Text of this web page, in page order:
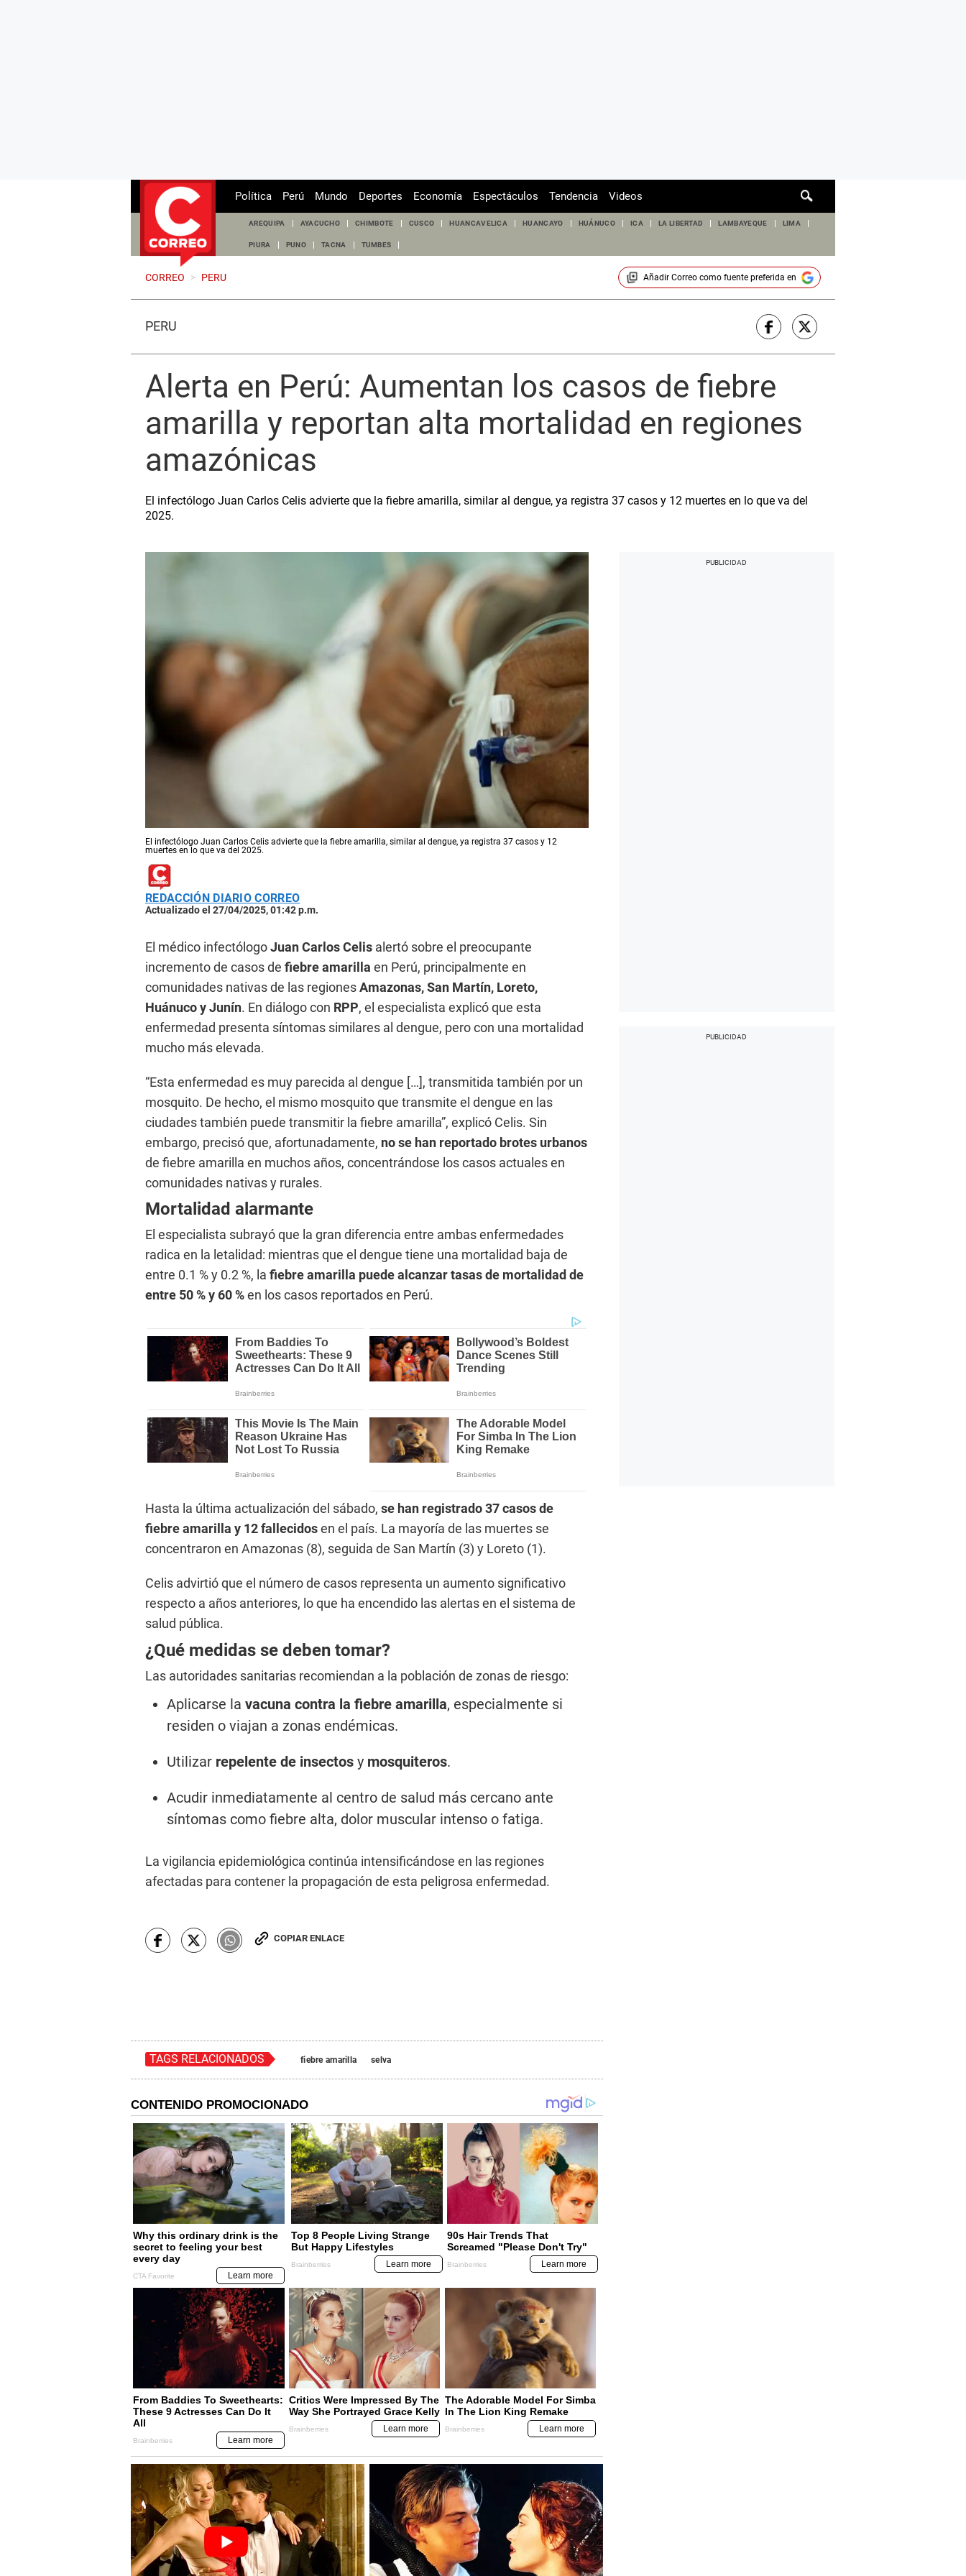
de
Política Perú Mundo Deportes Economía Espectáculos Tendencia Videos
AREQUIPA AYACUCHO CHIMBOTE CUSCO HUANCAVELICA HUANCAYO HUÁNUCO ICA LA LIBERTAD LAMBAYEQUE LIMA
PIURA PUNO TACNA TUMBES
CORREO > PERU Añadir Correocomo fuente preferida en
PERÚ
Alerta en Perú: Aumentan los casos de fiebre
amarilla y reportan alta mortalidad en regiones
amazónicas
El infectólogo Juan Carlos Celis advierte que la fiebre amarilla, similar al dengue, ya registra 37 casos y 12 muertes en lo que va del
2025.
El infectólogo Juan Carlos Celis advierte que la fiebre amarilla, similar al dengue, ya registra 37 casos y 12
muertes en lo que va del 2025.
REDACCIÓN DIARIO CORREO
Actualizado el 27/04/2025, 01:42 p.m.
El médico infectólogoJuan Carlos Celis alertó sobre el preocupante
incremento de casos de fiebre amarilla en Perú, principalmente en
comunidades nativas de las regionesAmazonas, San Martín, Loreto,
Huánuco y Junín. En diálogo con RPP, el especialista explicó que esta
enfermedad presenta síntomas similares al dengue, pero con una mortalidad
mucho más elevada.
“Esta enfermedad es muy parecida al dengue […], transmitida también por un
mosquito. De hecho, el mismo mosquito que transmite el dengue en las
ciudades también puede transmitir la fiebre amarilla”, explicó Celis. Sin
embargo, precisó que, afortunadamente, no se han reportado brotes urbanos
de fiebre amarilla en muchos años, concentrándose los casos actuales en
comunidades nativas y rurales.
Mortalidad alarmante
El especialista subrayó que la gran diferencia entre ambas enfermedades
radica en la letalidad: mientras que el dengue tiene una mortalidad baja de
entre 0.1 % y 0.2 %, la fiebre amarilla puede alcanzar tasas de mortalidad de
entre 50 % y 60 %en los casos reportados en Perú.
Hasta la última actualización del sábado, se han registrado 37 casos de
fiebre amarilla y 12 fallecidosen el país. La mayoría de las muertes se
concentraron en Amazonas (8), seguida de San Martín (3) y Loreto (1).
Celis advirtió que el número de casos representa un aumento significativo
respecto a años anteriores, lo que ha encendido las alertas en el sistema de
salud pública.
¿Qué medidas se deben tomar?
Las autoridades sanitarias recomiendan a la población de zonas de riesgo:
Aplicarse la vacuna contra la fiebre amarilla, especialmente si
residen o viajan a zonas endémicas.
Utilizar repelente de insectos y mosquiteros.
Acudir inmediatamente al centro de salud más cercano ante
síntomas como fiebre alta, dolor muscular intenso o fatiga.
La vigilancia epidemiológica continúa intensificándose en las regiones
afectadas para contener la propagación de esta peligrosa enfermedad.
COPIAR ENLACE
TAGS RELACIONADOS fiebre amarilla selva